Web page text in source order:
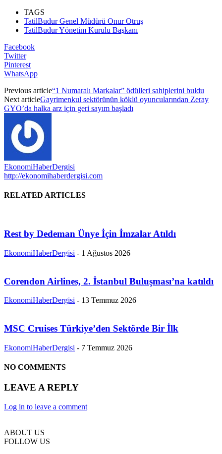
TAGS
TatilBudur Genel Müdürü Onur Otruş
TatilBudur Yönetim Kurulu Başkanı
Facebook
Twitter
Pinterest
WhatsApp
Previous article“1 Numaralı Markalar” ödülleri sahiplerini buldu
Next articleGayrimenkul sektörünün köklü oyuncularından Zeray
GYO’da halka arz için geri sayım başladı
EkonomiHaberDergisi
http://ekonomihaberdergisi.com
RELATED ARTICLES
Rest by Dedeman Ünye İçin İmzalar Atıldı
EkonomiHaberDergisi - 1 Ağustos 2026
Corendon Airlines, 2. İstanbul Buluşması’na katıldı
EkonomiHaberDergisi - 13 Temmuz 2026
MSC Cruises Türkiye’den Sektörde Bir İlk
EkonomiHaberDergisi - 7 Temmuz 2026
NO COMMENTS
LEAVE A REPLY
Log in to leave a comment
ABOUT US
FOLLOW US